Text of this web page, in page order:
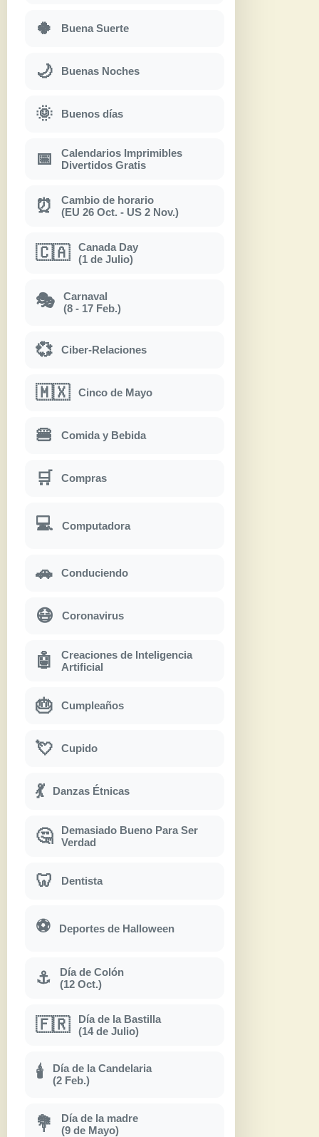
🍀 Buena Suerte
🌙 Buenas Noches
🌞 Buenos días
📅
Calendarios Imprimibles
Divertidos Gratis
⏰
Cambio de horario
(EU 26 Oct. - US 2 Nov.)
🇨🇦
Canada Day
(1 de Julio)
🎭
Carnaval
(8 - 17 Feb.)
💞 Ciber-Relaciones
🇲🇽 Cinco de Mayo
🍔 Comida y Bebida
🛒 Compras
💻 Computadora
🚗 Conduciendo
😷 Coronavirus
🤖
Creaciones de Inteligencia
Artificial
🎂 Cumpleaños
💘 Cupido
💃 Danzas Étnicas
🤔
Demasiado Bueno Para Ser
Verdad
🦷 Dentista
⚽ Deportes de Halloween
⚓
Día de Colón
(12 Oct.)
🇫🇷
Día de la Bastilla
(14 de Julio)
🕯
Día de la Candelaria
(2 Feb.)
💐
Día de la madre
(9 de Mayo)